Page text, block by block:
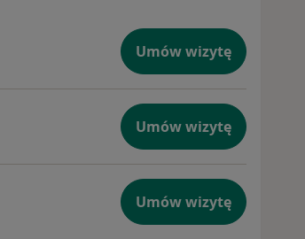
Umów wizytę
Umów wizytę
Umów wizytę